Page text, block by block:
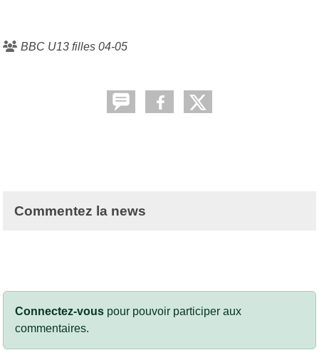
BBC U13 filles 04-05
Commentez la news
Connectez-vous pour pouvoir participer aux
commentaires.